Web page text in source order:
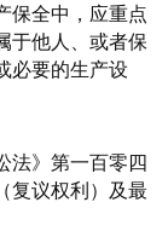
保全中，应重点
于他人、或者保
必要的生产设
法》第一百零四
复议权利）及最